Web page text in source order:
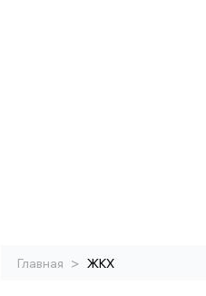
Главная > ЖКХ